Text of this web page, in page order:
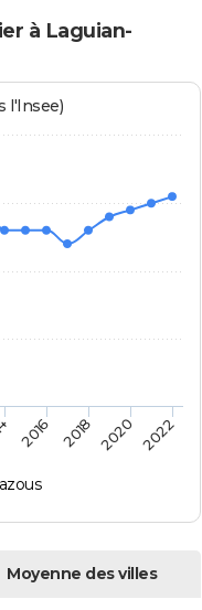
à Laguian-
l'Insee)
2016 2018 2020 2022
Moyenne des villes